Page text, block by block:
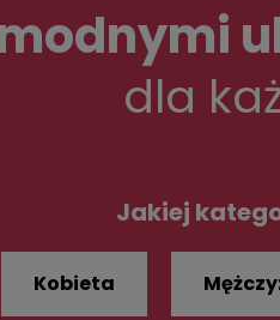
dla
Jakiej
Kobieta